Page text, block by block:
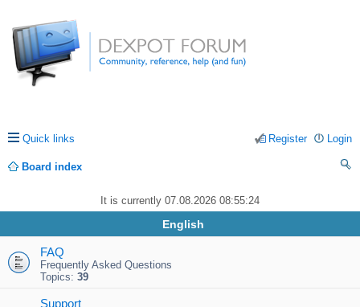
Quick links Login
Register
Board index
rc
h
It is currently 07.08.2026 08:55:24
English
FAQ
Frequently Asked Questions
Topics: 39
Support